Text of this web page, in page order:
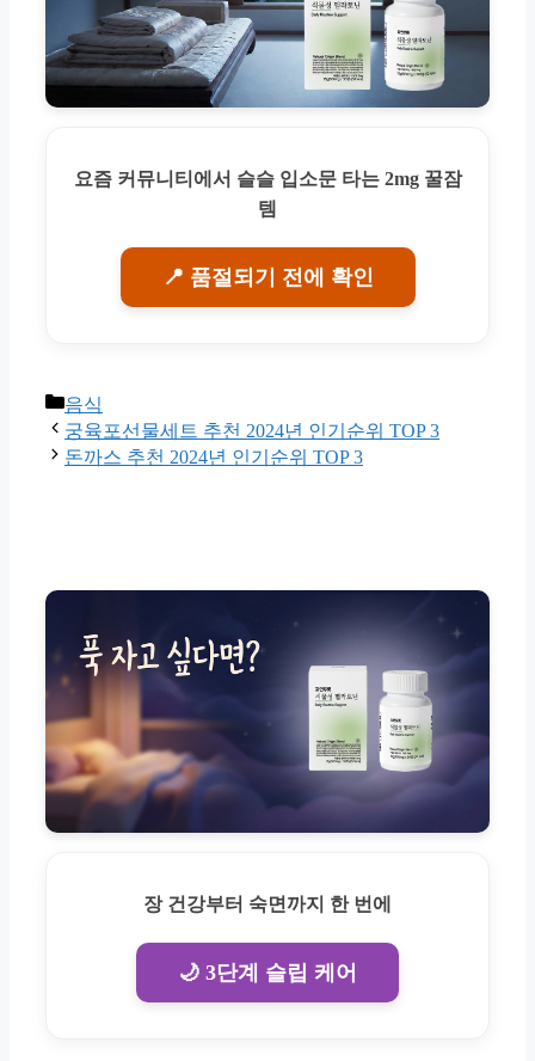
요즘 커뮤니티에서 슬슬 입소문 타는 2mg 꿀잠
템
📍 품절되기 전에 확인
Categories
음식
궁육포선물세트 추천 2024년 인기순위 TOP 3
돈까스 추천 2024년 인기순위 TOP 3
장 건강부터 숙면까지 한 번에
🌙 3단계 슬립 케어